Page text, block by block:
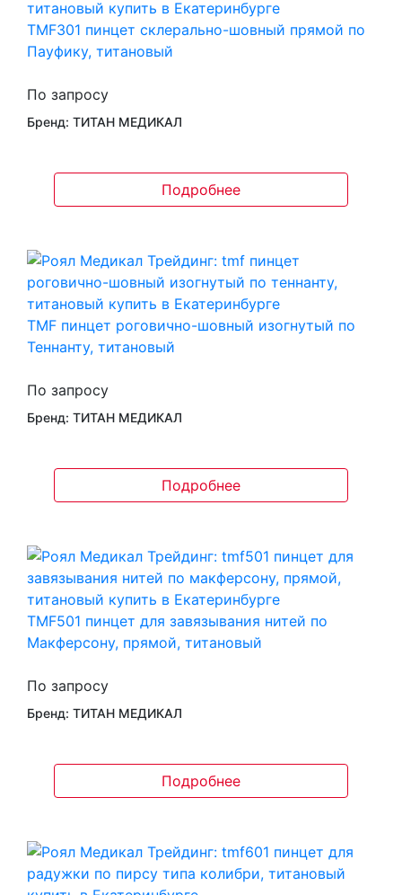
TMF301 пинцет склерально-шовный прямой по
Пауфику, титановый
По запросу
Бренд: ТИТАН МЕДИКАЛ
Подробнее
TMF пинцет роговично-шовный изогнутый по
Теннанту, титановый
По запросу
Бренд: ТИТАН МЕДИКАЛ
Подробнее
TMF501 пинцет для завязывания нитей по
Макферсону, прямой, титановый
По запросу
Бренд: ТИТАН МЕДИКАЛ
Подробнее